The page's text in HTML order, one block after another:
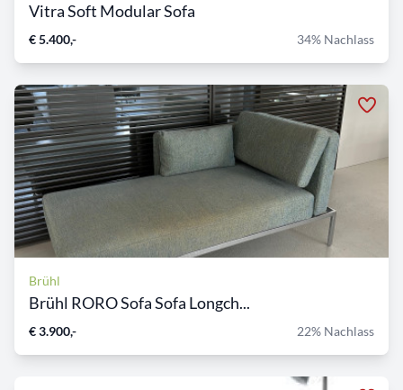
Vitra Soft Modular Sofa
€ 5.400,- 34% Nachlass
Brühl
Brühl RORO Sofa Sofa Longch...
€ 3.900,- 22% Nachlass